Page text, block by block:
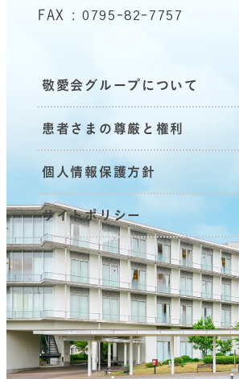
FAX : 0795-82-7757
敬愛会グループについて
患者さまの尊厳と権利
個人情報保護方針
サイトポリシー